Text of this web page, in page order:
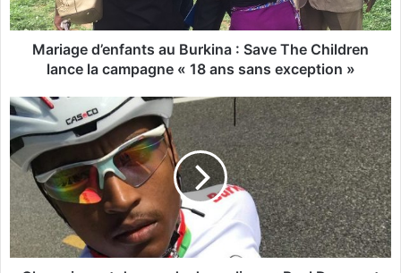
d
’
a
n
t
s
u
B
u
r
Mariage d’enfants au Burkina : Save The Children
lance la campagne « 18 ans sans exception »
C
h
a
m
o
n
n